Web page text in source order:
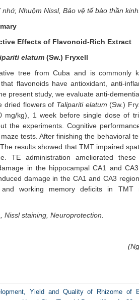
Nhuộm Nissl, Bảo vệ tế bào thần kinh.
Effects of Flavonoid-Rich Extract
elatum (Sw.) Fryxell
tree from Cuba and is commonly
flavonoids have antioxidant, anti-
present study, we evaluate anti-
dried flowers of Talipariti elatum (Sw.)
kg), 1 week before single dose of
the experiments. Cognitive
tests. After finishing the behavioral
results showed that TMT impaired
TE administration ameliorated these
in the hippocampal CA1 and
damage in the CA1 and CA3
working memory deficits in TMT
Nissl staining, Neuroprotection.
Yield and Quality of Rhizome of